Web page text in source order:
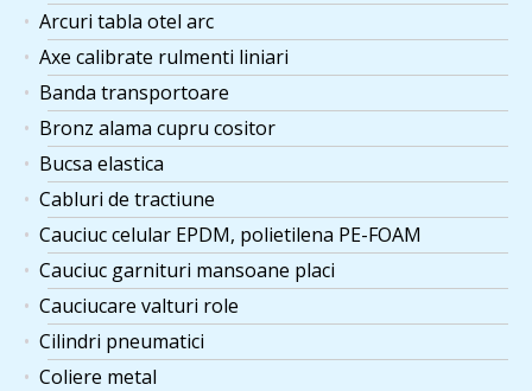
Arcuri tabla otel arc
Axe calibrate rulmenti liniari
Banda transportoare
Bronz alama cupru cositor
Bucsa elastica
Cabluri de tractiune
Cauciuc celular EPDM, polietilena PE-FOAM
Cauciuc garnituri mansoane placi
Cauciucare valturi role
Cilindri pneumatici
Coliere metal